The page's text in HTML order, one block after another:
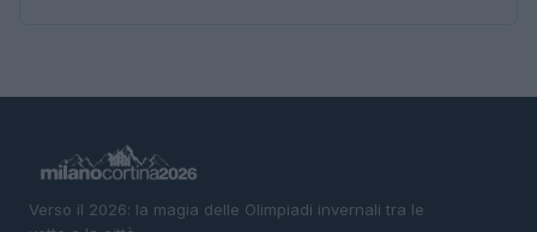
Verso il 2026: la magia delle Olimpiadi invernali tra le